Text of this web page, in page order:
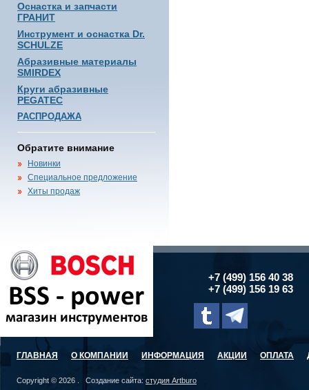
Оснастка и запчасти
ГРАНИТ
Инструмент и оснастка Dr.
SCHULZE
Абразивные материалы
SMIRDEX
Круги абразивные
PEGATEC
РАСПРОДАЖА
Обратите внимание
Новинки
Специальное предложение
Хиты продаж
+7 (499) 156 40 38
+7 (499) 156 19 63
ГЛАВНАЯ О КОМПАНИИ ИНФОРМАЦИЯ АКЦИИ ОПЛАТА
Copyright © 2026 . Создание сайта: студия Artburo